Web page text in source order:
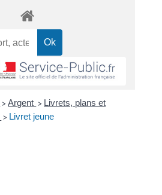
> Argent > Livrets, plans et
> Livret jeune